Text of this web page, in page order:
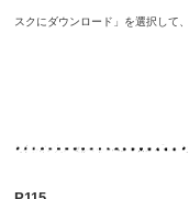
スクにダウンロード」を選択して